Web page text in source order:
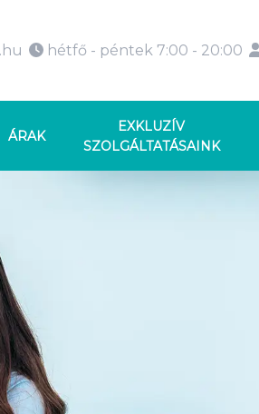
hétfő - péntek 7:00 - 20:00
ÁRAK
EXKLUZÍV
SZOLGÁLTATÁSAINK